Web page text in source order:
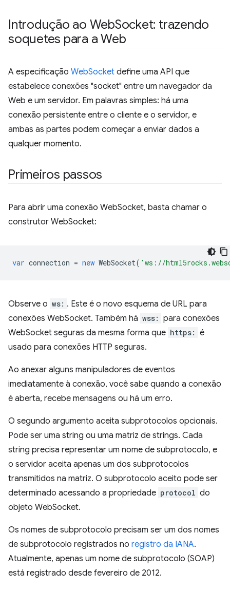
Introdução ao WebSocket: trazendo
soquetes para a Web
A especificação WebSocket define uma API que
estabelece conexões "socket" entre um navegador da
Web e um servidor. Em palavras simples: há uma
conexão persistente entre o cliente e o servidor, e
ambas as partes podem começar a enviar dados a
qualquer momento.
Primeiros passos
Para abrir uma conexão WebSocket, basta chamar o
construtor WebSocket:
var connection = new WebSocket( 'ws://
Observe o ws: . Este é o novo esquema de URL para
conexões WebSocket. Também há wss: para conexões
WebSocket seguras da mesma forma que https: é
usado para conexões HTTP seguras.
Ao anexar alguns manipuladores de eventos
imediatamente à conexão, você sabe quando a conexão
é aberta, recebe mensagens ou há um erro.
O segundo argumento aceita subprotocolos opcionais.
Pode ser uma string ou uma matriz de strings. Cada
string precisa representar um nome de subprotocolo, e
o servidor aceita apenas um dos subprotocolos
transmitidos na matriz. O subprotocolo aceito pode ser
determinado acessando a propriedade protocol do
objeto WebSocket.
Os nomes de subprotocolo precisam ser um dos nomes
de subprotocolo registrados no registro da IANA.
Atualmente, apenas um nome de subprotocolo (SOAP)
está registrado desde fevereiro de 2012.